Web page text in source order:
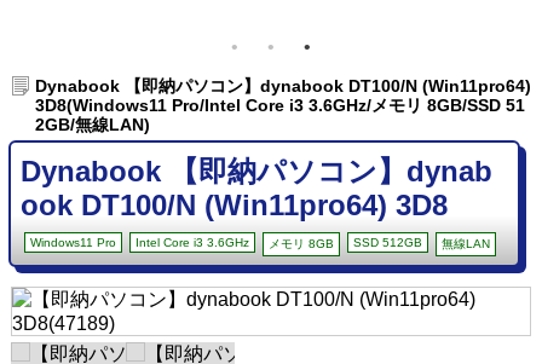
Dynabook 【即納パソコン】dynabook DT100/N (Win11pro64)
3D8(Windows11 Pro/Intel Core i3 3.6GHz/メモリ 8GB/SSD 51
2GB/無線LAN)
Dynabook 【即納パソコン】dynab
ook DT100/N (Win11pro64) 3D8
Windows11 Pro Intel Core i3 3.6GHz メモリ 8GB SSD 512GB 無線LAN